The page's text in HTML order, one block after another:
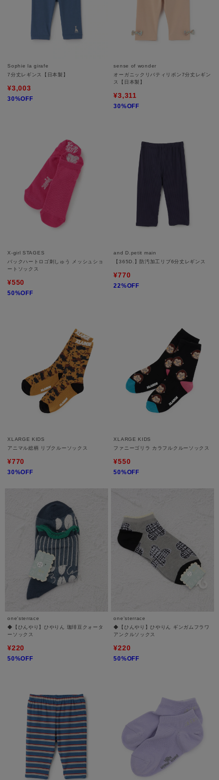
Sophie la girafe
7分丈レギンス【日本製】
¥3,003
30%OFF
sense of wonder
オーガニックリバティリボン7分丈レギン
ス【日本製】
¥3,311
30%OFF
X-girl STAGES
バックハートロゴ刺しゅう メッシュショ
ートソックス
¥550
50%OFF
and D.petit main
【365D.】防汚加工リブ6分丈レギンス
¥770
22%OFF
XLARGE KIDS
アニマル総柄 リブクルーソックス
¥770
30%OFF
XLARGE KIDS
ファニーゴリラ カラフルクルーソックス
¥550
50%OFF
one'sterrace
◆【ひんやり】ひやりん 珈琲豆クォータ
ーソックス
¥220
50%OFF
one'sterrace
◆【ひんやり】ひやりん ギンガムフラワ
アンクルソックス
¥220
50%OFF